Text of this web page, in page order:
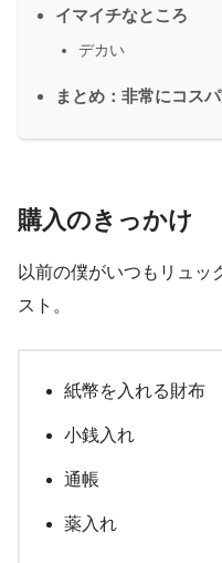
イマイチなところ
デカい
まとめ：非常にコス
購入のきっかけ
以前の僕がいつもリュッ
スト。
紙幣を入れる財布
小銭入れ
通帳
薬入れ